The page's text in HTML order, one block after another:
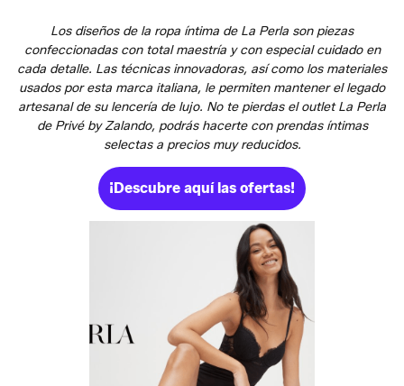
Los diseños de la ropa íntima de La Perla son piezas
confeccionadas con total maestría y con especial cuidado en
cada detalle. Las técnicas innovadoras, así como los materiales
usados por esta marca italiana, le permiten mantener el legado
artesanal de su lencería de lujo. No te pierdas el outlet La Perla
de Privé by Zalando, podrás hacerte con prendas íntimas
selectas a precios muy reducidos.
¡Descubre aquí las ofertas!